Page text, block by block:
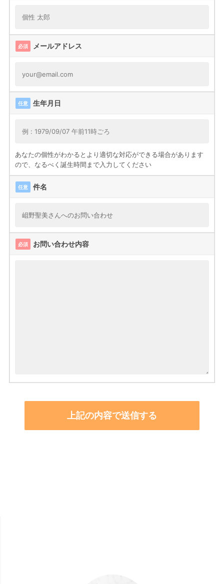
必須 メールアドレス
任意 生年月日
あなたの個性がわかるとより適切な対応ができる場合があります
ので、なるべく誕生時間まで入力してください
任意 件名
必須 お問い合わせ内容